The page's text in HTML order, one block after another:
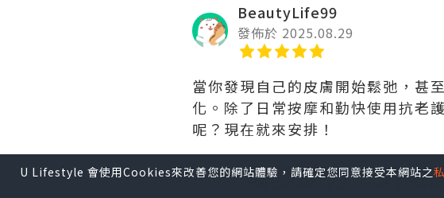
BeautyLife99
發佈於 2025.08.29
當你發現自己的皮膚開始鬆弛，甚
化。除了日常按摩和勤快使用抗老
呢？現在就來安排！
一、醫美助力，刺激
U Lifestyle 會使用Cookies來改善您的網站體驗，請確定您同意接受本網站之